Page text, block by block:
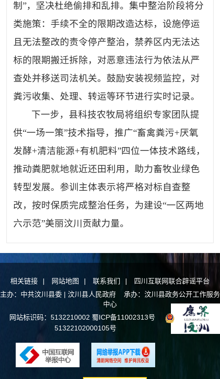
制”，坚决杜绝偷排和乱排。集中整治阶段将分
类施策：手续不全的限期改造达标，设施停运
且无法整改的责令停产整治，禁养区内无法达
标的限期搬迁拆除，对恶意违法行为依法从严
查处并移送司法机关。鼓励安装视频监控，对
粪污收集、处理、转运等环节进行实时记录。
下一步，县科技农牧局将组织专家团队提
供“一场一策”技术指导，推广“畜禽粪污+厌氧
发酵+清洁能源+有机肥料”四位一体技术路线，
推动粪肥就地就近还田利用，助力畜牧业绿色
转型发展。参训主体表示将严格对标自查整
改，按时保质完成整治任务，为建设“一区两地
六示范”美丽汶川贡献力量。
相关链接 | 网站地图 | 联系我们 |
四川互联网联合辟谣平台
主办：中共汶川县委 | 汶川县人民政府 承办：汶川县政务公开工作服务
中心
网站标识码：5132210002 蜀ICP备11002313号
川公网安备
51322102000105号